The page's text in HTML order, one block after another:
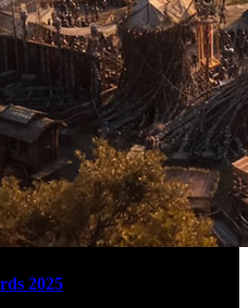
2025